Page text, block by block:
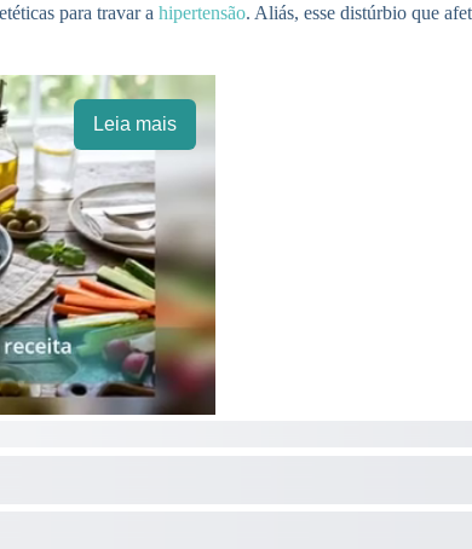
para travar a hipertensão. Aliás, esse distúrbio que
Leia mais